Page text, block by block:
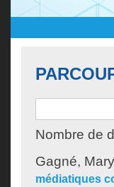
Nombre de
Gagné,
médiatiques